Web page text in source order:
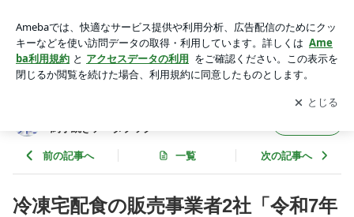
認定) | 林田学監修：薬事法ドットコム 措置命令・確約手続き
データブック
アプリをダウンロードして ブログの更新通知
を受け取りまし
ょう。
開く
約手続きデータブック
前の記事へ 一覧 次の記事へ
冷凍宅配食の販売事業者2社「令和7年